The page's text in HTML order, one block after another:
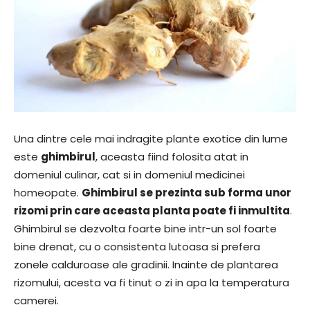
Una dintre cele mai indragite plante exotice din lume
este ghimbirul, aceasta fiind folosita atat in
domeniul culinar, cat si in domeniul medicinei
homeopate. Ghimbirul se prezinta sub forma unor
rizomi prin care aceasta planta poate fi inmultita.
Ghimbirul se dezvolta foarte bine intr-un sol foarte
bine drenat, cu o consistenta lutoasa si prefera
zonele calduroase ale gradinii. Inainte de plantarea
rizomului, acesta va fi tinut o zi in apa la temperatura
camerei.